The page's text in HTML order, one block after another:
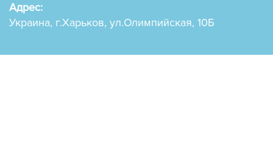
Адрес:
Украина, г.Харьков, ул.Олимпийская, 10Б